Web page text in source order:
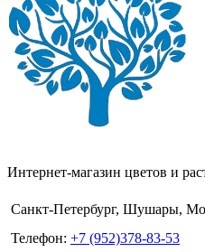
Интернет-магазин цветов и
Санкт-Петербург, Шушары,
Телефон: +7 (952)378-83-53